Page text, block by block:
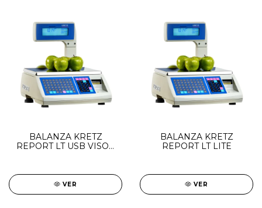
BALANZA KRETZ
REPORT LT USB VISOR
VER
BALANZA KRETZ
REPORT LT LITE
VER